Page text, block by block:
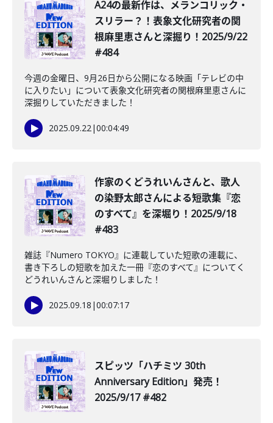
A24の最新作は、メランコリック・
スリラー？！表象文化研究者の関
根麻里恵さんと深掘り！2025/9/22
#484
今週の金曜日、9月26日から公開になる映画「テレビの中
に入りたい」について表象文化研究者の関根麻里恵さんに
深掘りしていただきました！
2025.09.22|00:04:49
作家のくどうれいんさんと、歌人
の染野太郎さんによる短歌集『恋
のすべて』を深堀り！2025/9/18
#483
雑誌『Numero TOKYO』に連載していた短歌の連載に、
書き下ろしの短歌を加えた一冊『恋のすべて』についてく
どうれいんさんと深堀りしました！
2025.09.18 |00:07:17
スピッツ「ハチミツ 30th
Anniversary Edition」発売！
2025/9/17 #482